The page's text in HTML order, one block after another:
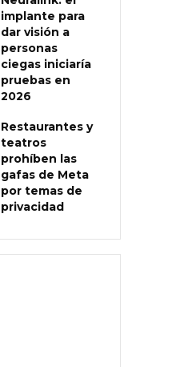
implante para
dar visión a
personas
ciegas iniciaría
pruebas en
2026
Restaurantes y
teatros
prohíben las
gafas de Meta
por temas de
privacidad